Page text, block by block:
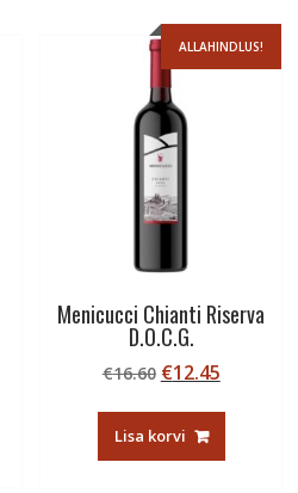
ALLAHINDLUS!
Menicucci Chianti Riserva
D.O.C.G.
€16.60 Algne
oli:
€16.60.
€12.45Current
Lisa korvi